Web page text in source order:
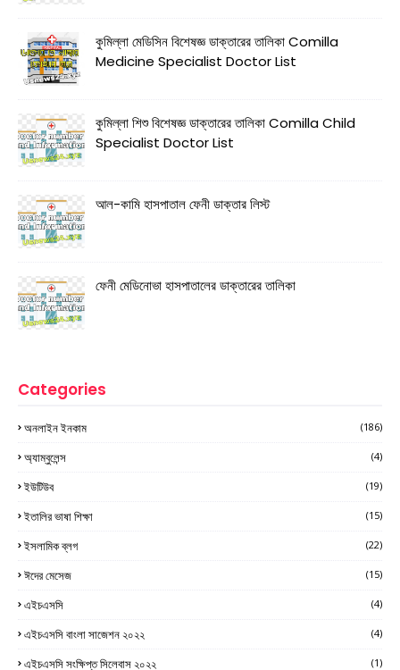
কুমিল্লা মেডিসিন বিশেষজ্ঞ ডাক্তারের তালিকা Comilla
Medicine Specialist Doctor List
কুমিল্লা শিশু বিশেষজ্ঞ ডাক্তারের তালিকা Comilla Child
Specialist Doctor List
আল-কামি হাসপাতাল ফেনী ডাক্তার লিস্ট
ফেনী মেডিনোভা হাসপাতালের ডাক্তারের তালিকা
Categories
অনলাইন ইনকাম (186)
অ্যাম্বুলেন্স (4)
ইউটিউব (19)
ইতালির ভাষা শিক্ষা (15)
ইসলামিক ব্লগ (22)
ঈদের মেসেজ (15)
এইচএসসি (4)
এইচএসসি বাংলা সাজেশন ২০২২ (4)
এইচএসসি সংক্ষিপ্ত সিলেবাস ২০২২ (1)